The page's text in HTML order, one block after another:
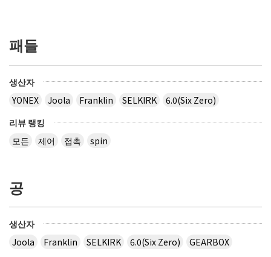
패들
생산자
YONEX
Joola Franklin SELKIRK
6.0(Six Zero)
리뷰 랭킹
모든
제어 접촉 spin
공
생산자
Joola
Franklin SELKIRK 6.0(Six Zero)
GEARBOX